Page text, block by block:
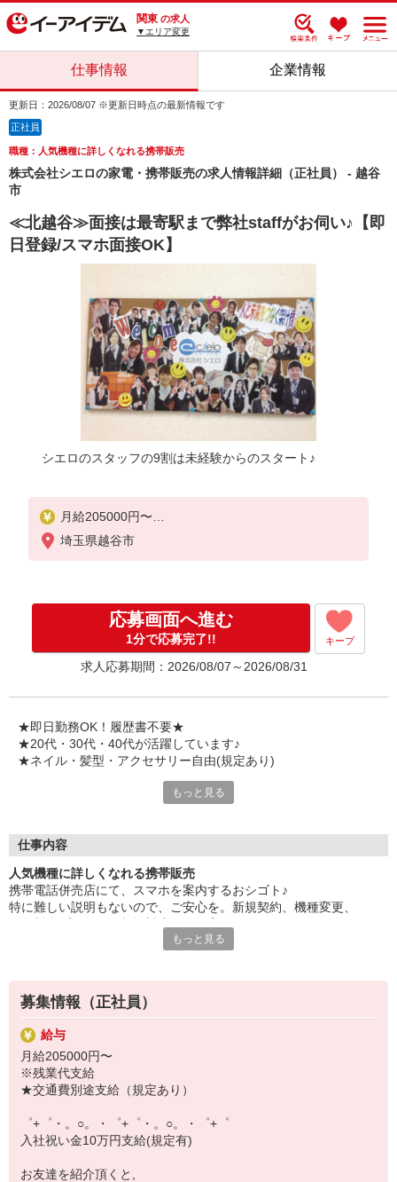
関東 の求人
▼エリア変更
仕事情報 企業情報
更新日：2026/08/07 ※更新日時点の最新情報です
正社員
職種：人気機種に詳しくなれる携帯販売
株式会社シエロの家電・携帯販売の求人情報詳細（正社員） - 越谷
市
≪北越谷≫面接は最寄駅まで弊社staffがお伺い♪【即
日登録/スマホ面接OK】
シエロのスタッフの9割は未経験からのスタート♪
月給205000円〜
※残業代支給
★交通費別途支給（規定あり）
入社祝い金10万円支給(規定有)
お友達を紹介頂くと,
インセンティブ支給(規定有)
゜・。○。・゜+゜・。○。・゜+゜
埼玉県越谷市
応募画面へ進む
1分で応募完了!! キープ
求人応募期間：2026/08/07～2026/08/31
★即日勤務OK！履歴書不要★
★20代・30代・40代が活躍しています♪
★ネイル・髪型・アクセサリー自由(規定あり)
シエロのスタッフは9割が未経験スタート。
ずっと先まで役に立ちます！
丁寧な研修もあるので、
みなさんから働きやすいと好評です♪
最新アプリ事情やお得なプラン、
スマホの裏ワザを学べるチャンス♪
￣￣￣￣￣￣￣￣￣￣￣
▼オフィスワーク
事務、経理、データ入力、コールセンター、受付
▼工場・製造・軽作業系
機械/食品製造・梱包・仕分け・加工・組立・検査
▼美容系
眉毛サロンのアイブロウ・ネイリスト・エステ
▼営業・販売
法人営業・アパレル販売・個別指導塾・人材紹介
▼人気案件も多数♪
短期・期間限定・オープニング・官公庁案件
上場/優良/大手企業など
もっと見る
仕事内容
人気機種に詳しくなれる携帯販売
携帯電話併売店にて、スマホを案内するおシゴト♪
特に難しい説明もないので、ご安心を。新規契約、機種変更、
満足度◎
■携帯やインターネット販売業務
docomo(ドコモ)/au(エーユー)・KDDI/softbank(ソフトバンク)など
の大手キャリアから
ワイモバイル(Y!mobille)、楽天モバイル、UQなど格安スマホまで幅
広く紹介可能♪
もっと見る
募集情報（正社員）
給与
月給205000円〜
※残業代支給
★交通費別途支給（規定あり）
゜+゜・。○。・゜+゜・。○。・゜+゜
入社祝い金10万円支給(規定有)
お友達を紹介頂くと,